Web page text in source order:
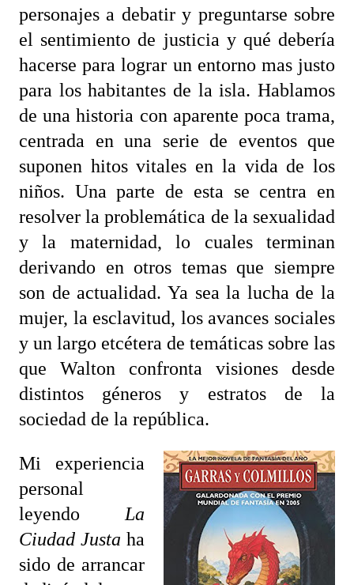
personajes a debatir y preguntarse sobre
el sentimiento de justicia y qué debería
hacerse para lograr un entorno mas justo
para los habitantes de la isla. Hablamos
de una historia con aparente poca trama,
centrada en una serie de eventos que
suponen hitos vitales en la vida de los
niños. Una parte de esta se centra en
resolver la problemática de la sexualidad
y la maternidad, lo cuales terminan
derivando en otros temas que siempre
son de actualidad. Ya sea la lucha de la
mujer, la esclavitud, los avances sociales
y un largo etcétera de temáticas sobre las
que Walton confronta visiones desde
distintos géneros y estratos de la
sociedad de la república.
Mi experiencia
personal
leyendo La
Ciudad Justa ha
sido de arrancar